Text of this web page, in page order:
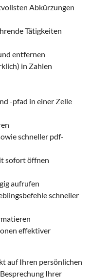
Abkürzungen
Tätigkeiten
entfernen
in Zahlen
-pfad in einer Zelle
schneller pdf-
sofort öffnen
aufrufen
schneller
effektiver
auf Ihren persönlichen
Ihrer